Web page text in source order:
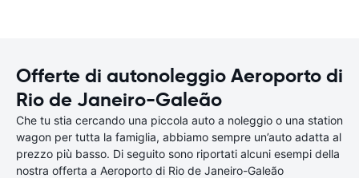
Offerte di autonoleggio Aeroporto di
Rio de Janeiro-Galeão
Che tu stia cercando una piccola auto a noleggio o una station
wagon per tutta la famiglia, abbiamo sempre un’auto adatta al
prezzo più basso. Di seguito sono riportati alcuni esempi della
nostra offerta a Aeroporto di Rio de Janeiro-Galeão